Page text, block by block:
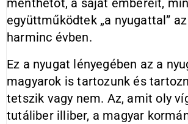
menthetőt, a saját embereit,
együttműködtek „a nyugattal”
harminc évben.
Ez a nyugat lényegében az a
magyarok is tartozunk és
tetszik vagy nem. Az, amit oly
tutáliber illiber, a magyar